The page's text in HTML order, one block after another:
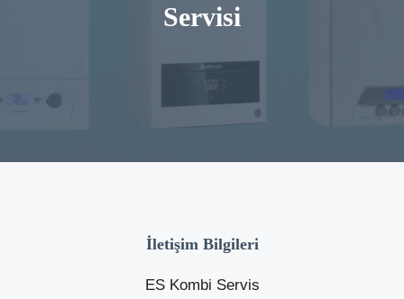
Servisi
İletişim Bilgileri
ES Kombi Servis